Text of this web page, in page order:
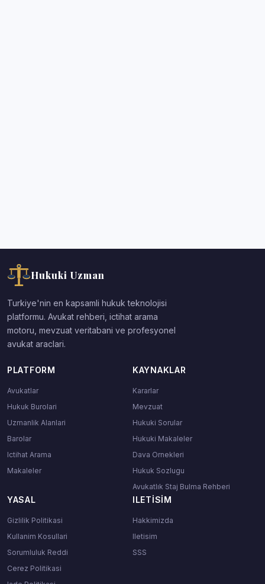
Hukuki Uzman
Turkiye'nin en kapsamli hukuk teknolojisi
platformu. Avukat rehberi, ictihat arama
motoru, mevzuat veritabani ve profesyonel
avukat araclari.
PLATFORM
Avukatlar
Hukuk Burolari
Uzmanlik Alanlari
Barolar
Ictihat Arama
Makaleler
KAYNAKLAR
Kararlar
Mevzuat
Hukuki Sorular
Hukuki Makaleler
Dava Ornekleri
Hukuk Sozlugu
Avukatlık Staj Bulma Rehberi
YASAL
Gizlilik Politikasi
Kullanim Kosullari
Sorumluluk Reddi
Cerez Politikasi
ILETISIM
Hakkimizda
Iletisim
SSS